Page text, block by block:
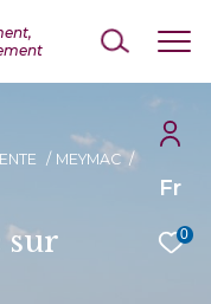
Fr
0
MEYMAC
sur